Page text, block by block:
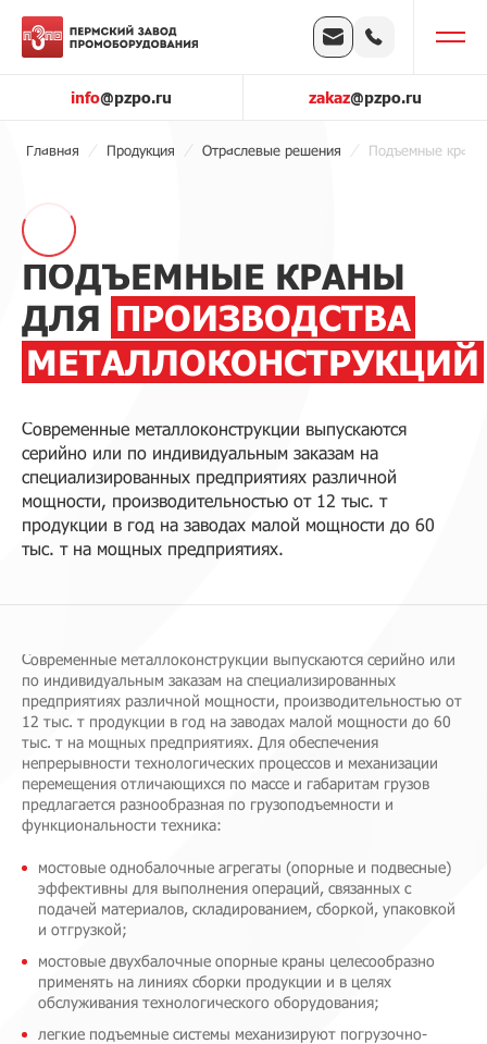
info@pzpo.ru zakaz@pzpo.ru
Главная Продукция Отраслевые решения Подъемные краны
ПОДЪЕМНЫЕ КРАНЫ
ДЛЯ ПРОИЗВОДСТВА
МЕТАЛЛОКОНСТРУКЦИЙ
Современные металлоконструкции выпускаются
серийно или по индивидуальным заказам на
специализированных предприятиях различной
мощности, производительностью от 12 тыс. т
продукции в год на заводах малой мощности до 60
тыс. т на мощных предприятиях.
Современные металлоконструкции выпускаются серийно или
по индивидуальным заказам на специализированных
предприятиях различной мощности, производительностью от
12 тыс. т продукции в год на заводах малой мощности до 60
тыс. т на мощных предприятиях. Для обеспечения
непрерывности технологических процессов и механизации
перемещения отличающихся по массе и габаритам грузов
предлагается разнообразная по грузоподъемности и
функциональности техника:
мостовые однобалочные агрегаты (опорные и подвесные)
эффективны для выполнения операций, связанных с
подачей материалов, складированием, сборкой, упаковкой
и отгрузкой;
мостовые двухбалочные опорные краны целесообразно
применять на линиях сборки продукции и в целях
обслуживания технологического оборудования;
легкие подъемные системы механизируют погрузочно-